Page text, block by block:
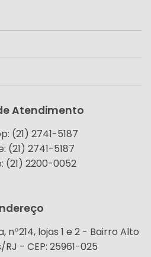
Atendimento
(21) 2741-5187
(21) 2741-5187
(21) 2200-0052
nº214, lojas 1 e 2 - Bairro Alto
- CEP: 25961-025